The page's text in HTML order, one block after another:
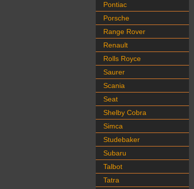
Pontiac
Porsche
Range Rover
Renault
Rolls Royce
Saurer
Scania
Seat
Shelby Cobra
Simca
Studebaker
Subaru
Talbot
Tatra